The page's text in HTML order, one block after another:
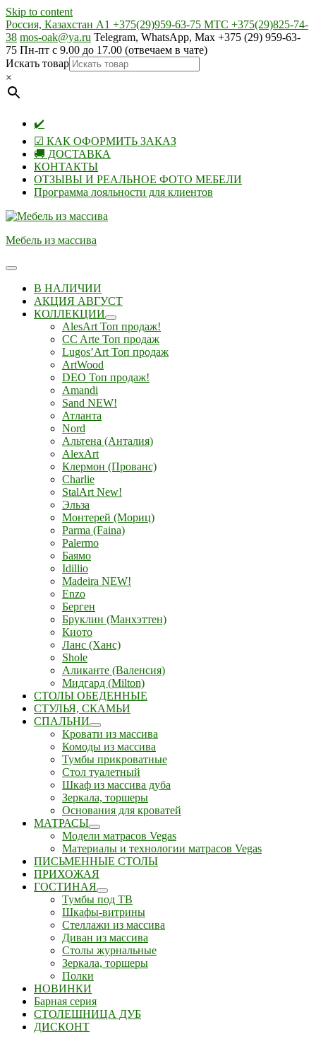
Skip to content
Россия, Казахстан А1 +375(29)959-63-75 МТС +375(29)825-74-
38 mos-oak@ya.ru Telegram, WhatsApp, Max +375 (29) 959-63-
75 Пн-пт с 9.00 до 17.00 (отвечаем в чате)
Искать товар
×
✔️
☑ КАК ОФОРМИТЬ ЗАКАЗ
🚚 ДОСТАВКА
КОНТАКТЫ
ОТЗЫВЫ И РЕАЛЬНОЕ ФОТО МЕБЕЛИ
Программа лояльности для клиентов
Мебель из массива
В НАЛИЧИИ
АКЦИЯ АВГУСТ
КОЛЛЕКЦИИ
AlesArt Топ продаж!
CC Arte Топ продаж
Lugos’Art Топ продаж
ArtWood
DEO Топ продаж!
Amandi
Sand NEW!
Атланта
Nord
Альтена (Анталия)
AlexArt
Клермон (Прованс)
Charlie
StalArt New!
Эльза
Монтерей (Мориц)
Parma (Faina)
Palermo
Баямо
Idillio
Madeira NEW!
Enzo
Берген
Бруклин (Манхэттен)
Киото
Ланс (Ханс)
Shole
Аликанте (Валенсия)
Мидгард (Milton)
СТОЛЫ ОБЕДЕННЫЕ
СТУЛЬЯ, СКАМЬИ
СПАЛЬНИ
Кровати из массива
Комоды из массива
Тумбы прикроватные
Стол туалетный
Шкаф из массива дуба
Зеркала, торшеры
Основания для кроватей
МАТРАСЫ
Модели матрасов Vegas
Материалы и технологии матрасов Vegas
ПИСЬМЕННЫЕ СТОЛЫ
ПРИХОЖАЯ
ГОСТИНАЯ
Тумбы под ТВ
Шкафы-витрины
Стеллажи из массива
Диван из массива
Столы журнальные
Зеркала, торшеры
Полки
НОВИНКИ
Барная серия
СТОЛЕШНИЦА ДУБ
ДИСКОНТ